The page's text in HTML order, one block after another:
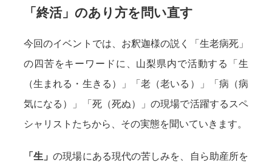
「終活」のあり方を問い直す
今回のイベントでは、お釈迦様の説く「生老病死」
の四苦をキーワードに、山梨県内で活動する「生
（生まれる・生きる）」「老（老いる）」「病（病
気になる）」「死（死ぬ）」の現場で活躍するスペ
シャリストたちから、その実態を聞いていきます。
「生」の現場にある現代の苦しみを、自ら助産所を